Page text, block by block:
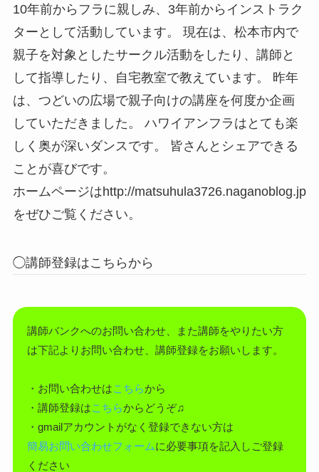
10年前からフラに親しみ、3年前からインストラク
ターとして活動しています。 現在は、松本市内で
親子を対象としたサークル活動をしたり、講師と
して指導したり、自宅教室で教えています。 昨年
は、つどいの広場で親子向けの講座を何度か企画
していただきました。 ハワイアンフラはとても楽
しく奥が深いダンスです。 皆さんとシェアできる
ことが喜びです。
ホームページはhttp://matsuhula3726.naganoblog.jp
をぜひご覧ください。
◯講師登録はこちらから
講師バンクへのお問い合わせ、また講師をやりたい方
は下記よりお問い合わせ、講師登録をお願いします。
・お問い合わせはこちらから
・講師登録はこちらからどうぞ♫
・gmailアカウントがなく登録できない方は
簡易お問い合わせフォームに必要事項を記入しご登録
ください